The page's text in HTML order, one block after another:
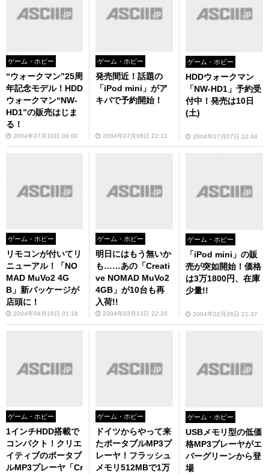
ゲーム・ホビー
“ウォークマン”25周
年記念モデル！HDD
ウォークマン“NW-
HD1”の販売はじま
る！
2004年07月10日 00:00
ゲーム・ホビー
発売間近！話題の
「iPod mini」がア
キバで予約開始！
2004年07月08日 22:11
ゲーム・ホビー
HDDウォークマン
「NW-HD1」予約受
付中！発売は10日
(土)
2004年07月07日 22:44
ゲーム・ホビー
リモコンが付いてリ
ニューアル！「NO
MAD MuVo2 4G
B」新パッケージが
店頭に！
2004年04月16日 01:18
ゲーム・ホビー
明日にはもう無いか
も……あの「Creati
ve NOMAD MuVo2
4GB」が10台も再
入荷!!
2004年03月13日 22:20
ゲーム・ホビー
「iPod mini」の販
売が突如開始！価格
は3万1800円、在庫
少量!!
2004年02月26日 21:37
ゲーム・ホビー
1インチHDD搭載で
コンパクト！クリエ
イティブのポータブ
ルMP3プレーヤ「Cr
ゲーム・ホビー
ドイツからやって来
たポータブルMP3プ
レーヤ！フラッシュ
メモリ512MBで1万
ゲーム・ホビー
USBメモリ型の低価
格MP3プレーヤがエ
バーグリーンから登
場